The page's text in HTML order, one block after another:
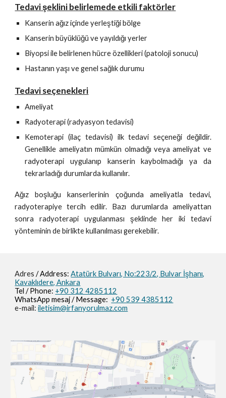
Tedavi şeklini belirlemede etkili faktörler
Kanserin ağız içinde yerleştiği bölge
Kanserin büyüklüğü ve yayıldığı yerler
Biyopsi ile belirlenen hücre özellikleri (patoloji sonucu)
Hastanın yaşı ve genel sağlık durumu
Tedavi seçenekleri
Ameliyat
Radyoterapi (radyasyon tedavisi)
Kemoterapi (ilaç tedavisi) ilk tedavi seçeneği değildir.
Genellikle ameliyatın mümkün olmadığı veya ameliyat ve
radyoterapi uygulanıp kanserin kaybolmadığı ya da
tekrarladığı durumlarda kullanılır.
Ağız boşluğu kanserlerinin çoğunda ameliyatla tedavi,
radyoterapiye tercih edilir. Bazı durumlarda ameliyattan
sonra radyoterapi uygulanması şeklinde her iki tedavi
yönteminin de birlikte kullanılması gerekebilir.
Adres/ Address: Atatürk Bulvarı, No:223/2, Bulvar İşhanı,
Kavaklıdere, Ankara
Tel / Phone: +90 312 4285112
WhatsApp mesaj / Message: +90 539 4385112
e-mail:iletisim@irfanyorulmaz.com